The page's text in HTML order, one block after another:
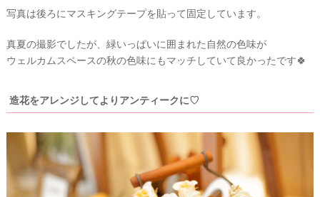
写真は後ろにマスキングテープを貼って固定しています。
真夏の撮影でしたが、緑いっぱいに囲まれた自然の色味が
ウェルカムスペースの秋の色味にもマッチしていて良かったです🍀
造花をアレンジしてよりアンティークに♡